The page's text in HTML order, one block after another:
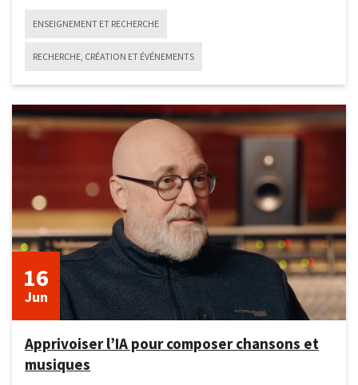
ENSEIGNEMENT ET RECHERCHE
RECHERCHE, CRÉATION ET ÉVÉNEMENTS
Apprivoiser l’IA pour composer chansons et
musiques
16
juin
16
Jun